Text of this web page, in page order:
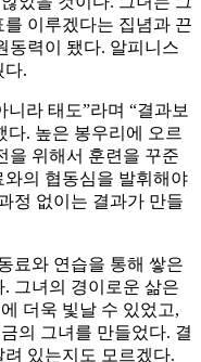
이루겠다는 집념과 끈
동력이 됐다. 알피니스
다.
라 태도”라며 “결과보
다. 높은 봉우리에 오르
을 위해서 훈련을 꾸준
의 협동심을 발휘해야
정 없이는 결과가 만들
료와 연습을 통해 쌓은
그녀의 경이로운 삶은
더욱 빛날 수 있었고,
의 그녀를 만들었다. 결
있는지도 모르겠다.